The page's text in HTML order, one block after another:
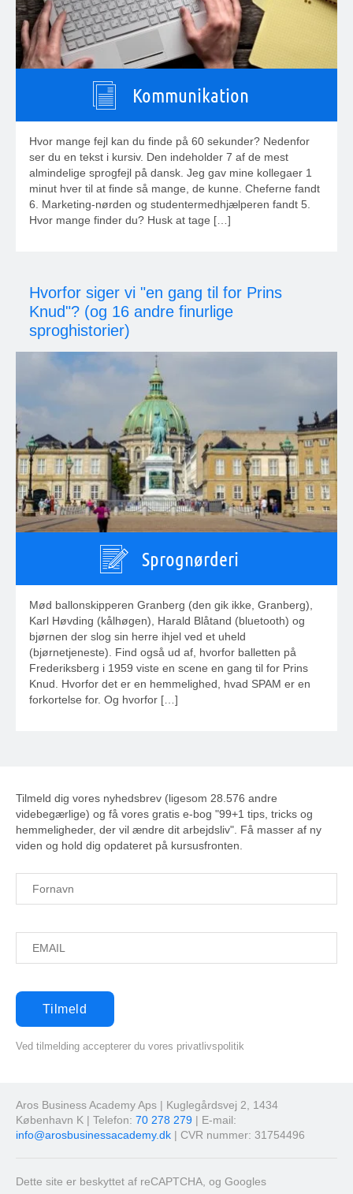
Kommunikation
Hvor mange fejl kan du finde på 60 sekunder? Nedenfor
ser du en tekst i kursiv. Den indeholder 7 af de mest
almindelige sprogfejl på dansk. Jeg gav mine kollegaer 1
minut hver til at finde så mange, de kunne. Cheferne fandt
6. Marketing-nørden og studentermedhjælperen fandt 5.
Hvor mange finder du? Husk at tage […]
Hvorfor siger vi "en gang til for Prins
Knud"? (og 16 andre finurlige
sproghistorier)
Sprognørderi
Mød ballonskipperen Granberg (den gik ikke, Granberg),
Karl Høvding (kålhøgen), Harald Blåtand (bluetooth) og
bjørnen der slog sin herre ihjel ved et uheld
(bjørnetjeneste). Find også ud af, hvorfor balletten på
Frederiksberg i 1959 viste en scene en gang til for Prins
Knud. Hvorfor det er en hemmelighed, hvad SPAM er en
forkortelse for. Og hvorfor […]
Tilmeld dig vores nyhedsbrev (ligesom 28.576 andre
videbegærlige) og få vores gratis e-bog "99+1 tips, tricks og
hemmeligheder, der vil ændre dit arbejdsliv". Få masser af ny
viden og hold dig opdateret på kursusfronten.
Ved tilmelding accepterer du vores privatlivspolitik
Aros Business Academy Aps | Kuglegårdsvej 2, 1434
København K | Telefon: 70 278 279 | E-mail:
info@arosbusinessacademy.dk | CVR nummer: 31754496
Dette site er beskyttet af reCAPTCHA, og Googles